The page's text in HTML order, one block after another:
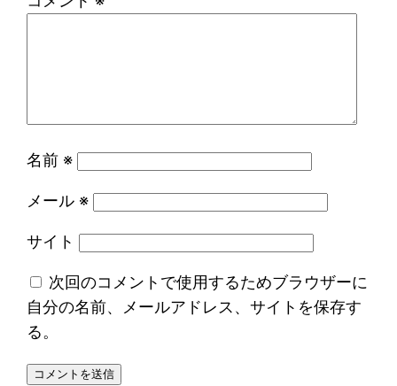
名前 ※
メール ※
サイト
次回のコメントで使用するためブラウザーに
自分の名前、メールアドレス、サイトを保存す
る。